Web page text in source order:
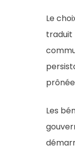
Le
traduit
Les